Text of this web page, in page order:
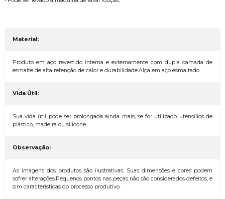
Material:
Produto em aço revestido interna e externamente com dupla camada de
esmalte de alta retenção de calor e durabilidade.Alça em aço esmaltado
Vida Útil:
Sua vida útil pode ser prolongada ainda mais, se for utilizado utensílios de
plástico, madeira ou silicone
Observação:
As imagens dos produtos são ilustrativas. Suas dimensões e cores podem
sofrer alterações.Pequenos pontos nas peças não são considerados defeitos, e
sim características do processo produtivo.